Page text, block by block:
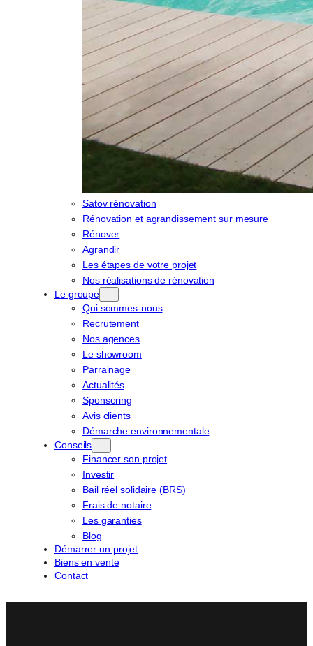
Satov rénovation
Rénovation et agrandissement sur mesure
Rénover
Agrandir
Les étapes de votre projet
Nos réalisations de rénovation
Le groupe
Qui sommes-nous
Recrutement
Nos agences
Le showroom
Parrainage
Actualités
Sponsoring
Avis clients
Démarche environnementale
Conseils
Financer son projet
Investir
Bail réel solidaire (BRS)
Frais de notaire
Les garanties
Blog
Démarrer un projet
Biens en vente
Contact